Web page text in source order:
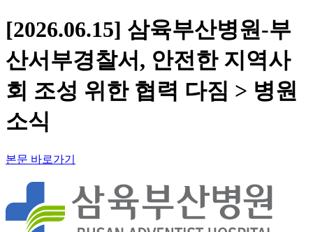
[2026.06.15] 삼육부산병원-부
산서부경찰서, 안전한 지역사
회 조성 위한 협력 다짐 > 병원
소식
본문 바로가기